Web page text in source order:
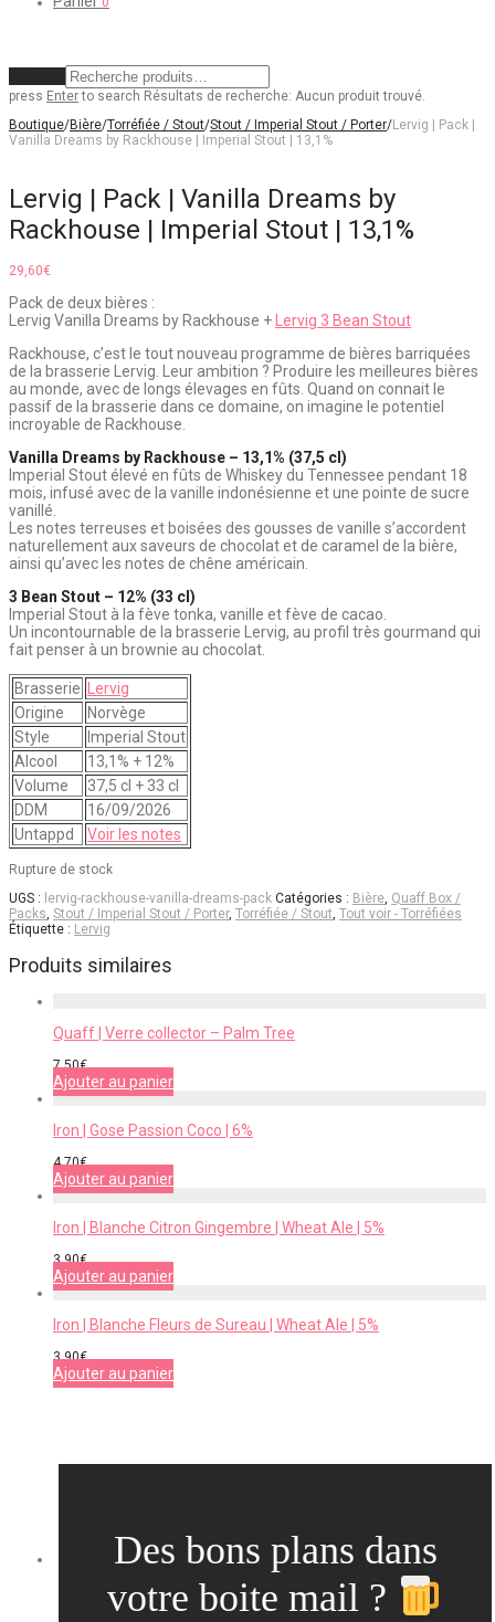
press Enterto search Résultats de recherche: Aucun produit trouvé.
Boutique/Bière/Torréfiée / Stout/Stout / Imperial Stout / Porter/Lervig | Pack |
Vanilla Dreams by Rackhouse | Imperial Stout | 13,1%
Lervig | Pack | Vanilla Dreams by
Rackhouse | Imperial Stout | 13,1%
29,60€
Pack de deux bières :
Lervig Vanilla Dreams by Rackhouse +
Lervig 3 Bean Stout
Rackhouse, c’est le tout nouveau programme de bières barriquées
de la brasserie Lervig. Leur ambition ? Produire les meilleures bières
au monde, avec de longs élevages en fûts. Quand on connait le
passif de la brasserie dans ce domaine, on imagine le potentiel
incroyable de Rackhouse.
Vanilla Dreams by Rackhouse – 13,1% (37,5 cl)
Imperial Stout élevé en fûts de Whiskey du Tennessee pendant 18
mois, infusé avec de la vanille indonésienne et une pointe de sucre
vanillé.
Les notes terreuses et boisées des gousses de vanille s’accordent
naturellement aux saveurs de chocolat et de caramel de la bière,
ainsi qu’avec les notes de chêne américain.
3 Bean Stout – 12% (33 cl)
Imperial Stout à la fève tonka, vanille et fève de cacao.
Un incontournable de la brasserie Lervig, au profil très gourmand qui
fait penser à un brownie au chocolat.
Brasserie
Lervig
Origine
Norvège
Style
Imperial Stout
Alcool
13,1% + 12%
Volume
37,5 cl + 33 cl
DDM
16/09/2026
Untappd
Voir les notes
Rupture de stock
UGS : lervig-rackhouse-vanilla-dreams-pack Catégories : Bière, Quaff Box /
Packs, Stout / Imperial Stout / Porter, Torréfiée / Stout, Tout voir - Torréfiées
Étiquette : Lervig
Produits similaires
Quaff | Verre collector – Palm Tree
7,50€
Ajouter au panier
Iron | Gose Passion Coco | 6%
4,70€
Ajouter au panier
Iron | Blanche Citron Gingembre | Wheat Ale | 5%
3,90€
Ajouter au panier
Iron | Blanche Fleurs de Sureau | Wheat Ale | 5%
3,90€
Ajouter au panier
Des bons plans dans
votre boite mail ?